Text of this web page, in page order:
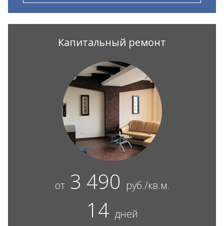
Капитальный ремонт
от3 490 руб./кв.м.
14 дней